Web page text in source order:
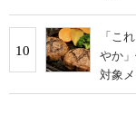
10
「こ
やか
対象